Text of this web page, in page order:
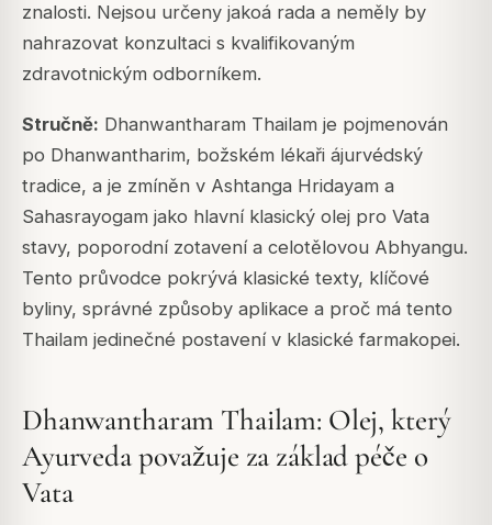
znalosti. Nejsou určeny jakoá rada a neměly by
nahrazovat konzultaci s kvalifikovaným
zdravotnickým odborníkem.
Stručně: Dhanwantharam Thailam je pojmenován
po Dhanwantharim, božském lékaři ájurvédský
tradice, a je zmíněn v Ashtanga Hridayam a
Sahasrayogam jako hlavní klasický olej pro Vata
stavy, poporodní zotavení a celotělovou Abhyangu.
Tento průvodce pokrývá klasické texty, klíčové
byliny, správné způsoby aplikace a proč má tento
Thailam jedinečné postavení v klasické farmakopei.
Dhanwantharam Thailam: Olej, který
Ayurveda považuje za základ péče o
Vata